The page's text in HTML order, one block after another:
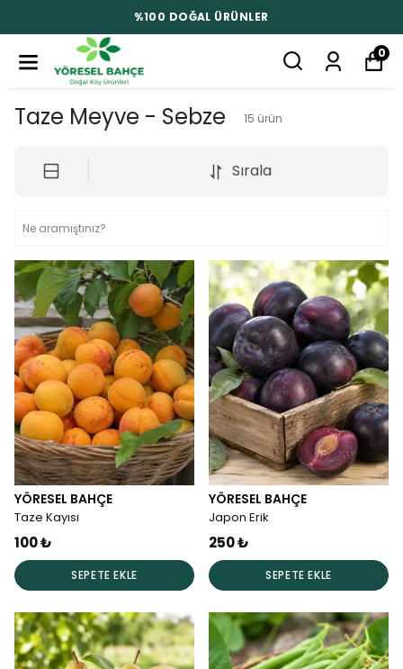
%100 DOĞAL ÜRÜNLER
0
Taze Meyve - Sebze 15 ürün
Sırala
YÖRESEL BAHÇE
Taze Kayısı
100 ₺
SEPETE EKLE
YÖRESEL BAHÇE
Japon Erik
250 ₺
SEPETE EKLE